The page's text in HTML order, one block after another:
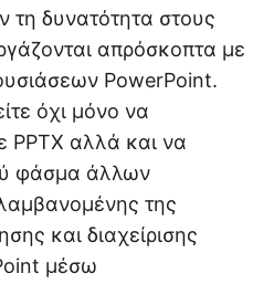
τη δυνατότητα στους
απρόσκοπτα με
PowerPoint.
όχι μόνο να
PPTX αλλά και να
φάσμα άλλων
της
και διαχείρισης
μέσω